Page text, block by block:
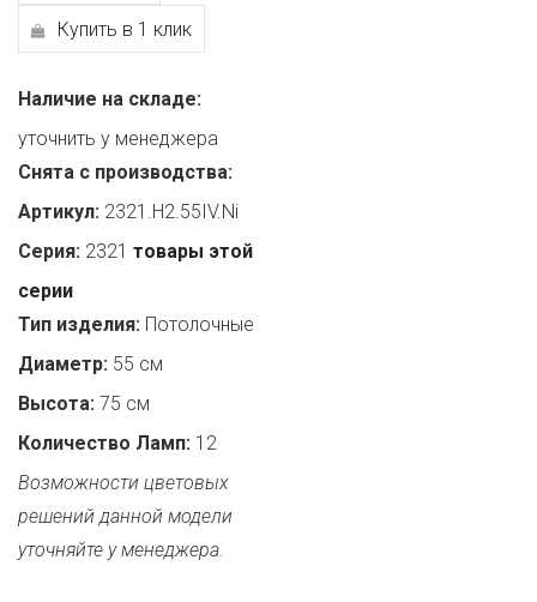
Купить в 1 клик
Наличие на складе:
уточнить у менеджера
Снята с производства:
Артикул: 2321.H2.55IV.Ni
Серия: 2321 товары этой
серии
Тип изделия: Потолочные
Диаметр: 55 см
Высота: 75 см
Количество Ламп: 12
Возможности цветовых
решений данной модели
уточняйте у менеджера.